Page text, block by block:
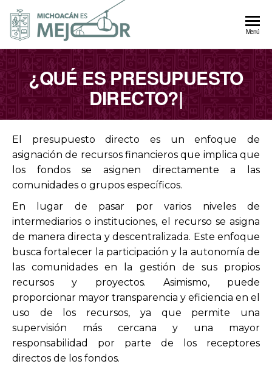
Autogobierno
Michoacán
Menú
¿QUÉ ES PRESUPUESTO
DIRECTO?|
El presupuesto directo es un enfoque de
asignación de recursos financieros que implica que
los fondos se asignen directamente a las
comunidades o grupos específicos.
En lugar de pasar por varios niveles de
intermediarios o instituciones, el recurso se asigna
de manera directa y descentralizada. Este enfoque
busca fortalecer la participación y la autonomía de
las comunidades en la gestión de sus propios
recursos y proyectos. Asimismo, puede
proporcionar mayor transparencia y eficiencia en el
uso de los recursos, ya que permite una
supervisión más cercana y una mayor
responsabilidad por parte de los receptores
directos de los fondos.